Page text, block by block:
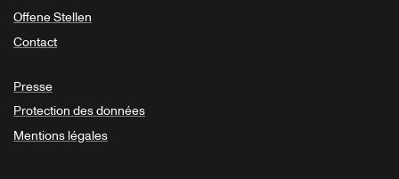
Offene Stellen
Contact
Presse
Protection des données
Mentions légales